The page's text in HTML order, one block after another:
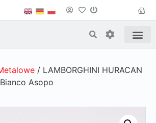
/ LAMBORGHINI HURACAN
Asopo